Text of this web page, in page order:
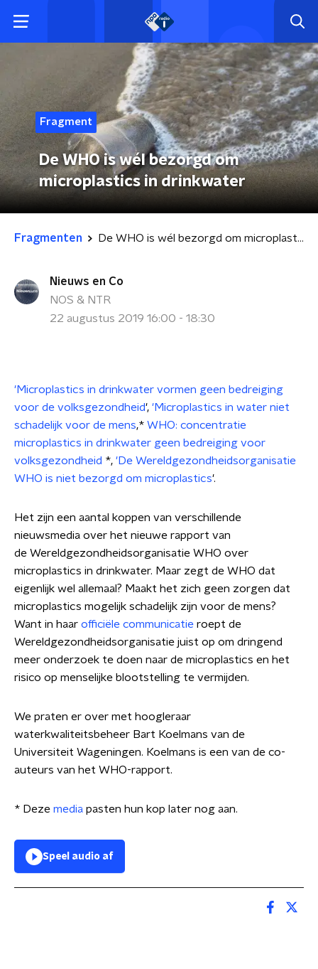
Fragment
De WHO is wél bezorgd om
microplastics in drinkwater
Fragmenten De WHO is wél bezorgd om microplastics in drinkwater
Nieuws en Co
NOS & NTR
22 augustus 2019 16:00 - 18:30
'Microplastics in drinkwater vormen geen bedreiging
voor de volksgezondheid', 'Microplastics in water niet
schadelijk voor de mens,* WHO: concentratie
microplastics in drinkwater geen bedreiging voor
volksgezondheid *, 'De Wereldgezondheidsorganisatie
WHO is niet bezorgd om microplastics'.
Het zijn een aantal koppen van verschillende
nieuwsmedia over het nieuwe rapport van
de Wereldgezondheidsorganisatie WHO over
microplastics in drinkwater. Maar zegt de WHO dat
eigenlijk wel allemaal? Maakt het zich geen zorgen dat
microplastics mogelijk schadelijk zijn voor de mens?
Want in haar officiële communicatie roept de
Wereldgezondheidsorganisatie juist op om dringend
meer onderzoek te doen naar de microplastics en het
risico op menselijke blootstelling te vermijden.
We praten er over met hoogleraar
waterkwaliteitsbeheer Bart Koelmans van de
Universiteit Wageningen. Koelmans is een van de co-
auteurs van het WHO-rapport.
* Deze media pasten hun kop later nog aan.
Speel audio af